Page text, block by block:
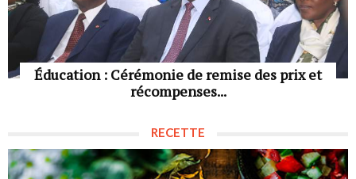
Éducation : Cérémonie de remise des prix et
récompenses...
RECETTE